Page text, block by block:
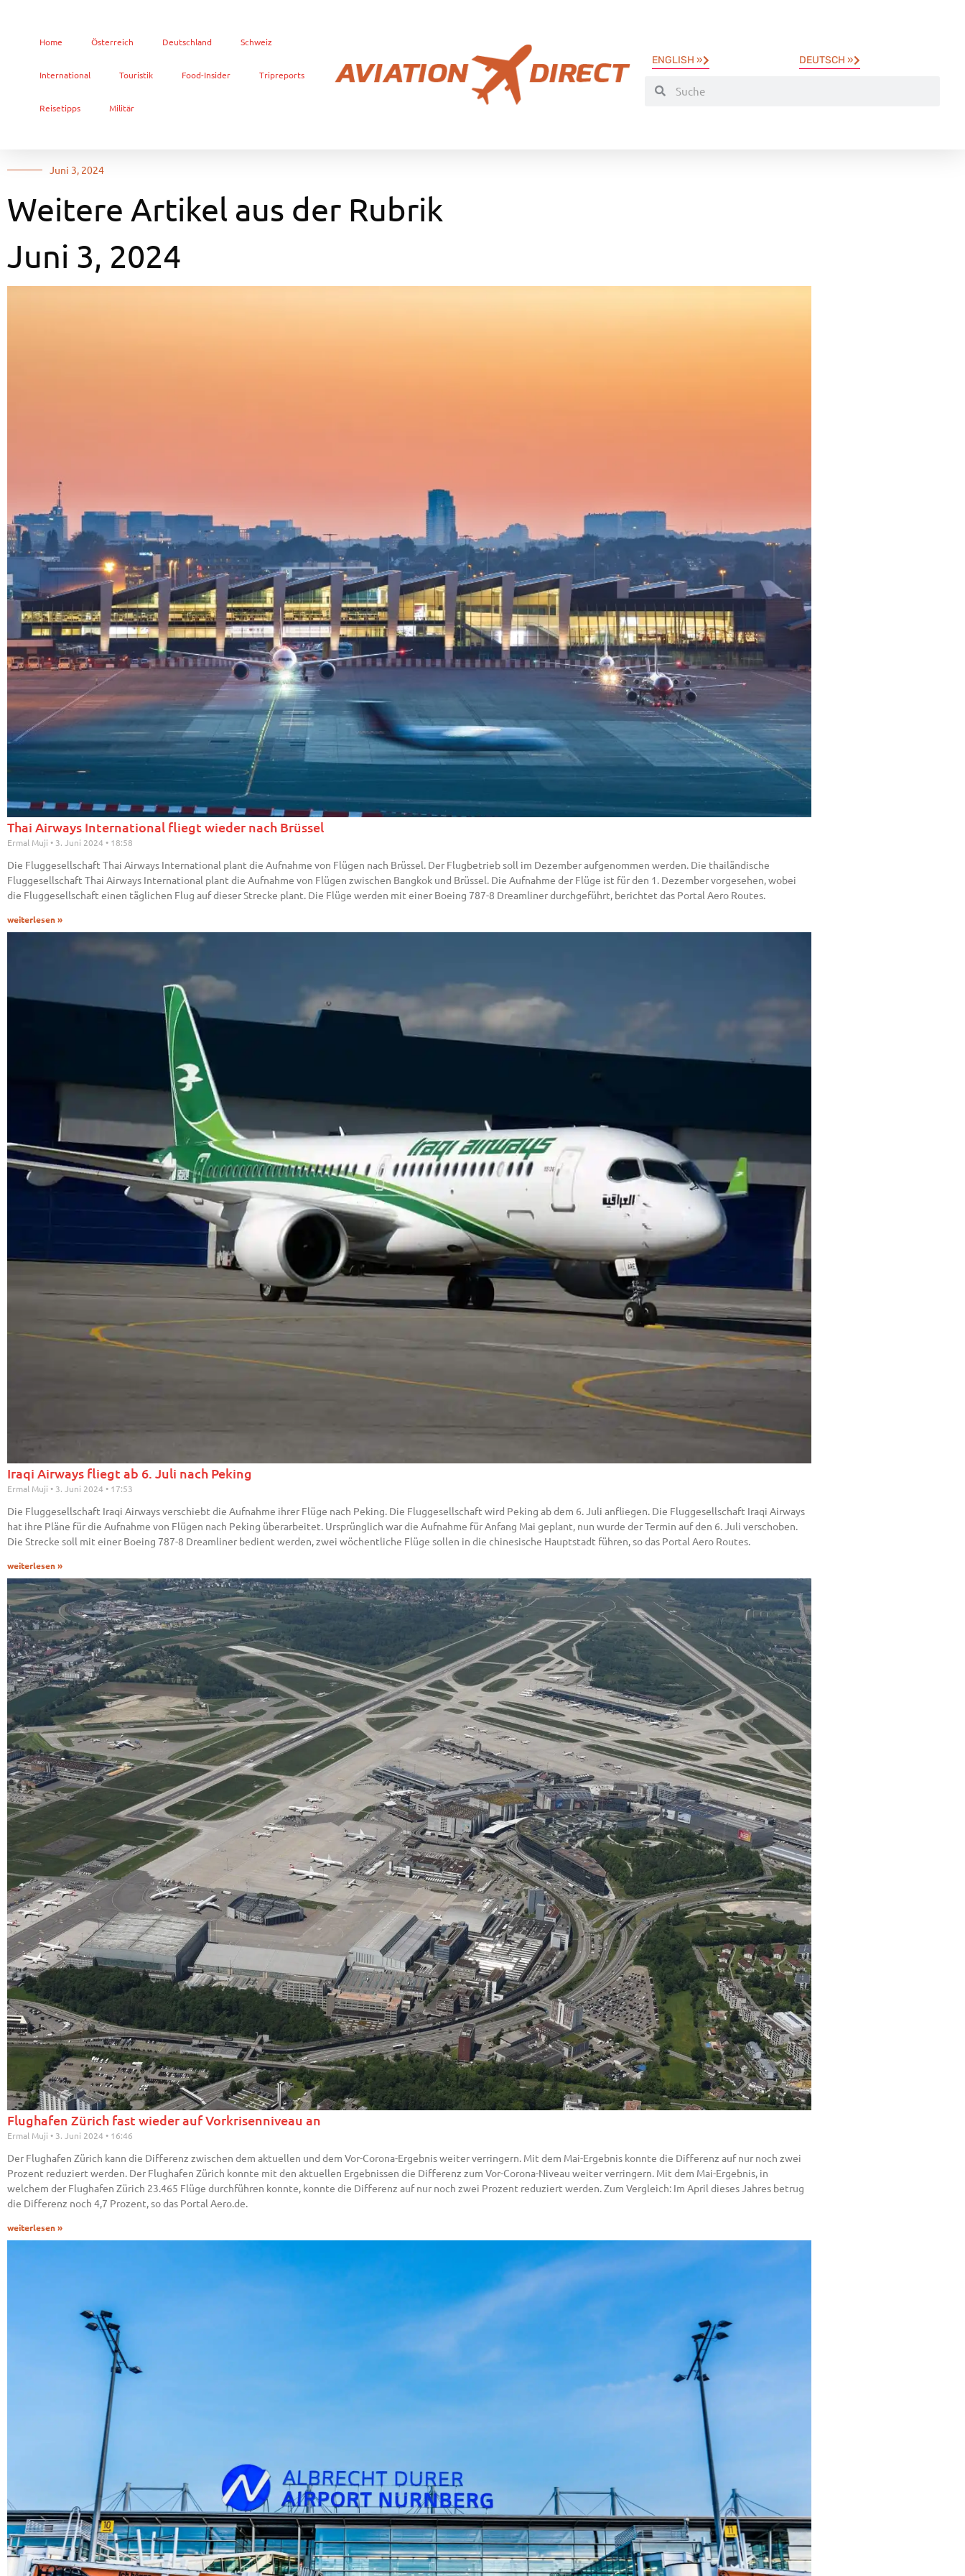
Home Österreich Deutschland Schweiz
International Touristik Food-Insider Tripreports
Reisetipps Militär
ENGLISH » DEUTSCH »
Juni 3, 2024
Weitere Artikel aus der Rubrik
Juni 3, 2024
Thai Airways International fliegt wieder nach Brüssel
Ermal Muji 3. Juni 2024 18:58
Die Fluggesellschaft Thai Airways International plant die Aufnahme von Flügen nach Brüssel. Der Flugbetrieb soll im Dezember aufgenommen werden. Die thailändische
Fluggesellschaft Thai Airways International plant die Aufnahme von Flügen zwischen Bangkok und Brüssel. Die Aufnahme der Flüge ist für den 1. Dezember vorgesehen, wobei
die Fluggesellschaft einen täglichen Flug auf dieser Strecke plant. Die Flüge werden mit einer Boeing 787-8 Dreamliner durchgeführt, berichtet das Portal Aero Routes.
weiterlesen »
Iraqi Airways fliegt ab 6. Juli nach Peking
Ermal Muji 3. Juni 2024 17:53
Die Fluggesellschaft Iraqi Airways verschiebt die Aufnahme ihrer Flüge nach Peking. Die Fluggesellschaft wird Peking ab dem 6. Juli anfliegen. Die Fluggesellschaft Iraqi Airways
hat ihre Pläne für die Aufnahme von Flügen nach Peking überarbeitet. Ursprünglich war die Aufnahme für Anfang Mai geplant, nun wurde der Termin auf den 6. Juli verschoben.
Die Strecke soll mit einer Boeing 787-8 Dreamliner bedient werden, zwei wöchentliche Flüge sollen in die chinesische Hauptstadt führen, so das Portal Aero Routes.
weiterlesen »
Flughafen Zürich fast wieder auf Vorkrisenniveau an
Ermal Muji 3. Juni 2024 16:46
Der Flughafen Zürich kann die Differenz zwischen dem aktuellen und dem Vor-Corona-Ergebnis weiter verringern. Mit dem Mai-Ergebnis konnte die Differenz auf nur noch zwei
Prozent reduziert werden. Der Flughafen Zürich konnte mit den aktuellen Ergebnissen die Differenz zum Vor-Corona-Niveau weiter verringern. Mit dem Mai-Ergebnis, in
welchem der Flughafen Zürich 23.465 Flüge durchführen konnte, konnte die Differenz auf nur noch zwei Prozent reduziert werden. Zum Vergleich: Im April dieses Jahres betrug
die Differenz noch 4,7 Prozent, so das Portal Aero.de.
weiterlesen »